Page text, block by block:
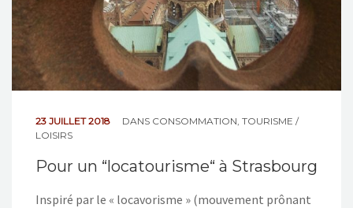
23 JUILLET 2018 DANS CONSOMMATION TOURISME /
LOISIRS
Pour un “locatourisme“ à Strasbourg
Inspiré par le « locavorisme » (mouvement prônant